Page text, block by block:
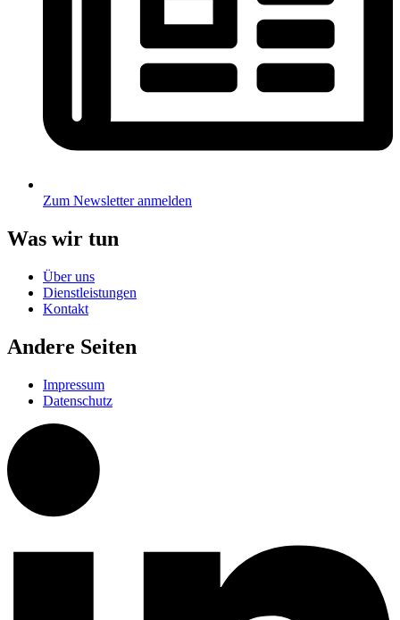
Zum Newsletter anmelden
Was wir tun
Über uns
Dienstleistungen
Kontakt
Andere Seiten
Impressum
Datenschutz